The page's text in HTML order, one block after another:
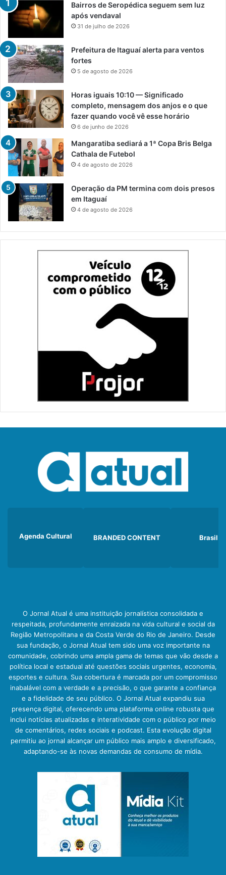
Bairros de Seropédica seguem sem luz
após vendaval
31 de julho de 2026
Prefeitura de Itaguaí alerta para ventos
fortes
5 de agosto de 2026
Horas iguais 10:10 — Significado
completo, mensagem dos anjos e o que
fazer quando você vê esse horário
6 de junho de 2026
Mangaratiba sediará a 1ª Copa Bris Belga
Cathala de Futebol
4 de agosto de 2026
Operação da PM termina com dois presos
em Itaguaí
4 de agosto de 2026
Agenda Cultural BRANDED CONTENT Brasil
O Jornal Atual é uma instituição jornalística consolidada e
respeitada, profundamente enraizada na vida cultural e social da
Região Metropolitana e da Costa Verde do Rio de Janeiro. Desde
sua fundação, o Jornal Atual tem sido uma voz importante na
comunidade, cobrindo uma ampla gama de temas que vão desde a
política local e estadual até questões sociais urgentes, economia,
esportes e cultura. Sua cobertura é marcada por um compromisso
inabalável com a verdade e a precisão, o que garante a confiança
e a fidelidade de seu público. O Jornal Atual expandiu sua
presença digital, oferecendo uma plataforma online robusta que
inclui notícias atualizadas e interatividade com o público por meio
de comentários, redes sociais e podcast. Esta evolução digital
permitiu ao jornal alcançar um público mais amplo e diversificado,
adaptando-se às novas demandas de consumo de mídia.